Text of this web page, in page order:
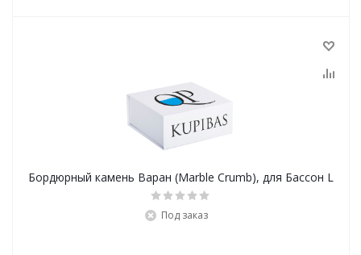
Бордюрный камень Варан (Marble Crumb), для Бассон L
Под заказ